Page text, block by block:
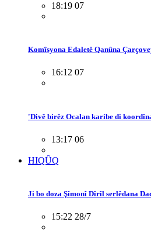
18:19 07
Komîsyona Edaletê Qanûna
16:12 07
'Divê birêz Ocalan karibe di
13:17 06
HIQÛQ
Ji bo doza Şîmonî Dîrîl serlêdana
15:22 28/7